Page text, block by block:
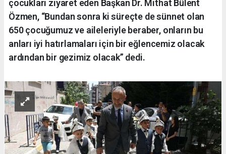
çocukları ziyaret eden Başkan Dr. Mithat Bülent
Özmen, “Bundan sonra ki süreçte de sünnet olan
650 çocuğumuz ve aileleriyle beraber, onların bu
anları iyi hatırlamaları için bir eğlencemiz olacak
ardından bir gezimiz olacak” dedi.